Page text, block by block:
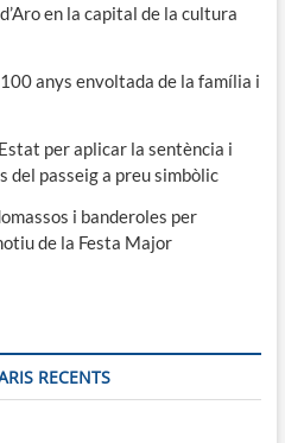
en la capital de la cultura
anys envoltada de la família i
per aplicar la sentència i
passeig a preu simbòlic
i banderoles per
de la Festa Major
RECENTS